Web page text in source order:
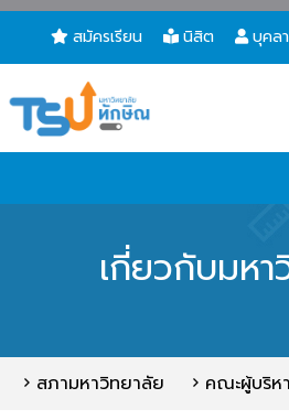
สมัครเรียน นิสิต บุคล
เกี่ยวกับมห
สภามหาวิทยาลัย คณะผู้บริห